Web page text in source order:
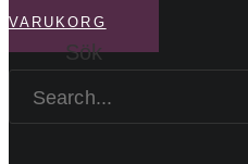
VARUKORG
Sök